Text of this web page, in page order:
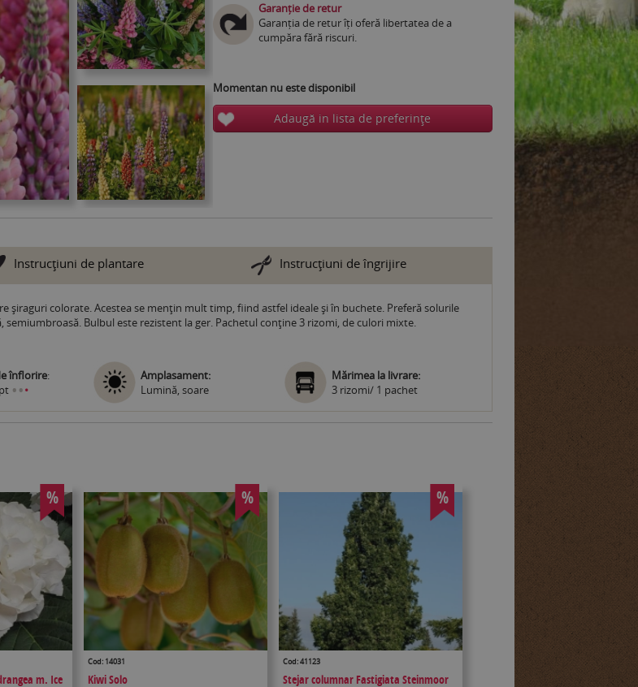
Garanție de retur
Garanția de retur îți oferă libertatea de a
cumpăra fără riscuri.
Momentan nu este disponibil
Adaugă in lista de preferinţe
Instrucţiuni de plantare Instrucţiuni de îngrijire
şiraguri colorate. Acestea se menţin mult timp, fiind astfel ideale şi în buchete. Preferă solurile
Bulbul este rezistent la ger. Pachetul conţine 3 rizomi, de culori mixte.
înflorire:
•••
Amplasament:
Lumină, soare
Mărimea la livrare:
3 rizomi/ 1 pachet
%
m. Ice
%
Cod: 14031
Kiwi Solo
%
Cod: 41123
Stejar columnar Fastigiata Steinmoor